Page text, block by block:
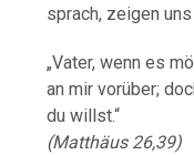
sprach, zeigen
„Vater, wenn es
an mir vorüber;
du willst.“
(Matthäus 26,39)